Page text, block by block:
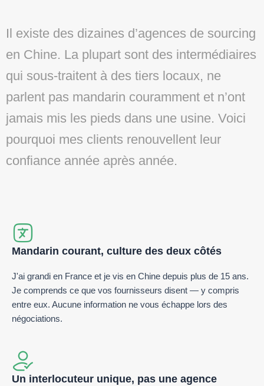
Il existe des dizaines d’agences de sourcing
en Chine. La plupart sont des intermédiaires
qui sous-traitent à des tiers locaux, ne
parlent pas mandarin couramment et n’ont
jamais mis les pieds dans une usine. Voici
pourquoi mes clients renouvellent leur
confiance année après année.
Mandarin courant, culture des deux côtés
J'ai grandi en France et je vis en Chine depuis plus de 15 ans.
Je comprends ce que vos fournisseurs disent — y compris
entre eux. Aucune information ne vous échappe lors des
négociations.
Un interlocuteur unique, pas une agence